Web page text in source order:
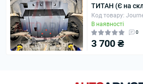
ТИТАН (Є на
Код товару:
В наявності
0
3 700 ₴